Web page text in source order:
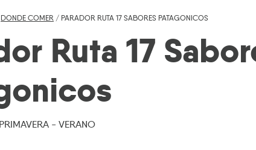
DONDE COMER / PARADOR RUTA 17 SABORES PATAGONICOS
Ruta 17
PRIMAVERA - VERANO